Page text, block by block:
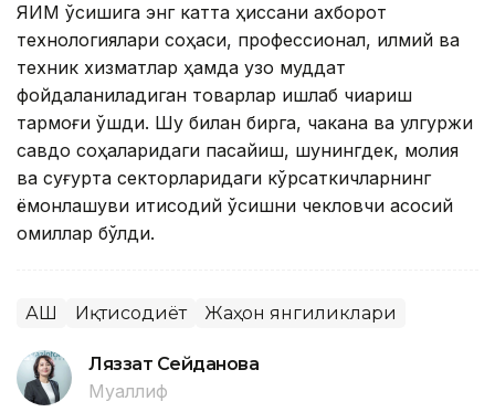
ЯИМ ўсишига энг катта ҳиссани ахборот
технологиялари соҳаси, профессионал, илмий ва
техник хизматлар ҳамда узоқ муддат
фойдаланиладиган товарлар ишлаб чиқариш
тармоғи қўшди. Шу билан бирга, чакана ва улгуржи
савдо соҳаларидаги пасайиш, шунингдек, молия
ва суғурта секторларидаги кўрсаткичларнинг
ёмонлашуви иқтисодий ўсишни чекловчи асосий
омиллар бўлди.
АҚШ Иқтисодиёт Жаҳон янгиликлари
Ляззат Сейданова
Муаллиф